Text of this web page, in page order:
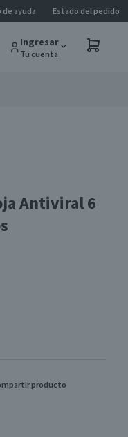
de ayuda Estado del pedido
Ingresar
Tu cuenta
Antiviral 6
producto